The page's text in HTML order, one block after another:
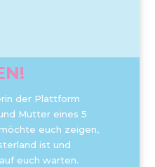
der Plattform
Mutter eines 5
euch zeigen,
ist und
euch warten.